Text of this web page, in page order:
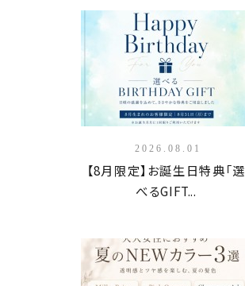
2026.08.01
【8月限定】お誕生日特典「選
べるGIFT...